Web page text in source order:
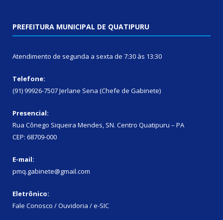
PREFEITURA MUNICIPAL DE QUATIPURU
Atendimento de segunda a sexta de 7:30 às 13:30
Telefone:
(91) 99926-7507 Jerlane Sena (Chefe de Gabinete)
Presencial:
Rua Cônego Siqueira Mendes, SN. Centro Quatipuru – PA
CEP: 68709-000
E-mail:
pmq.gabinete@gmail.com
Eletrônico:
Fale Conosco / Ouvidoria / e-SIC